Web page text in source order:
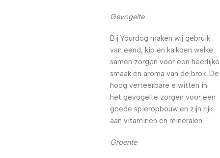
Gevogelte
Bij Yourdog maken wij gebruik
van eend, kip en kalkoen welke
samen zorgen voor een heerlijke
smaak en aroma van de brok. De
hoog verteerbare eiwitten in
het gevogelte zorgen voor een
goede spieropbouw en zijn rijk
aan vitaminen en mineralen.
Groente